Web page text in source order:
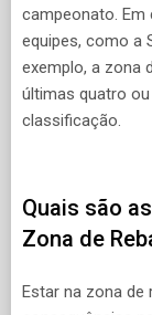
campeonato.
equipes, como a
exemplo, a zona
últimas quatro
classificação.
Quais são
Zona de
Estar na zona